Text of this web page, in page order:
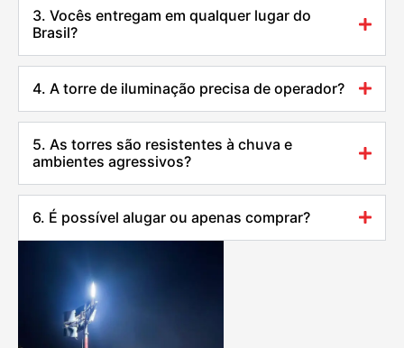
3. Vocês entregam em qualquer lugar do
Brasil?
4. A torre de iluminação precisa de operador?
5. As torres são resistentes à chuva e
ambientes agressivos?
6. É possível alugar ou apenas comprar?